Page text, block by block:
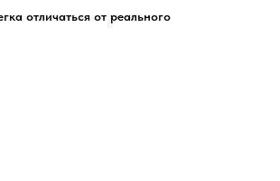
отличаться от реального